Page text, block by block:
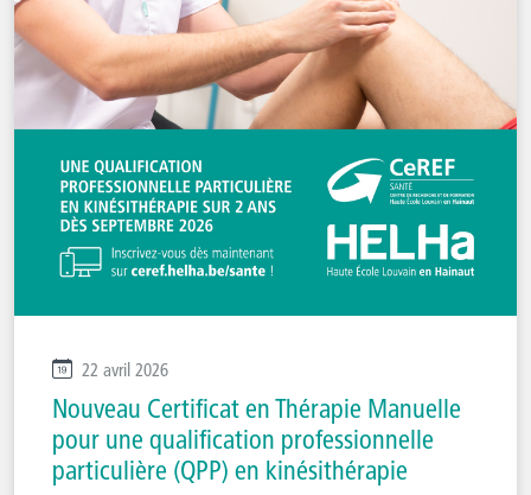
22 avril 2026
Nouveau Certificat en Thérapie Manuelle
pour une qualification professionnelle
particulière (QPP) en kinésithérapie